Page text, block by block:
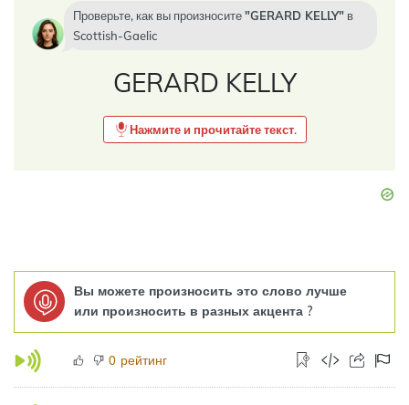
Проверьте, как вы произносите GERARD KELLY
в
Scottish-Gaelic
GERARD KELLY
Нажмите и прочитайте текст.
Вы можете произносить это слово лучше
или произносить в разных акцента ?
0 рейтинг